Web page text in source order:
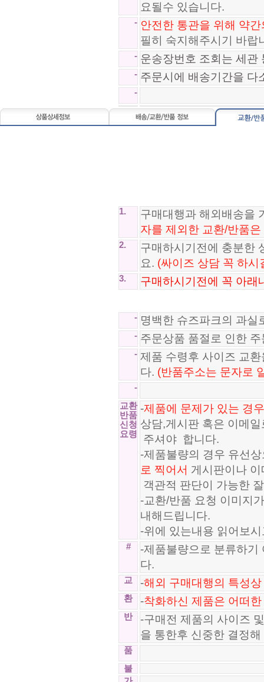
*SA급*나이키 줌 플라이 Nike Zo..
97,800원
구찌 GUCCI 834691
96,800원
요될수 있습니다.
- 안전한 통관을 위해 약
필히 숙지해주시기 바랍
- 운송장번호 조회는 세관
- 주문시에 배송기간을 다
-
1.
구매대행과 해외배송을
자를 제외한 교환/반품
2.
구매하시기전에 충분한
요. (싸이즈 상담 꼭 하시
3. 구매하시기전에 꼭 아래
- 명백한 슈즈파크의 과실
- 주문상품 품절로 인한
- 제품 수령후 사이즈 교
다. (반품주소는 문자로
-
교환
반품
신청
요령
-제품에 문제가 있는 경
상담,게시판 혹은 이메
주셔야 합니다.
-제품불량의 경우 유선
로 찍어서 게시판이나
객관적 판단이 가능한
-교환/반품 요청 이미지
내해드립니다.
-위에 있는내용 읽어보
#
-제품불량으로 분류하기
다.
교 -해외 구매대행의 특성
환 -착화하신 제품은 어떠
반
-구매전 제품의 사이즈
을 통한후 신중한 결정
품
불